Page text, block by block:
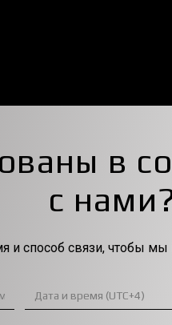
в
с
и способ связи, чтобы мы